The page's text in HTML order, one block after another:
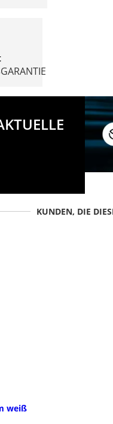
KUNDEN, DIE
weiß